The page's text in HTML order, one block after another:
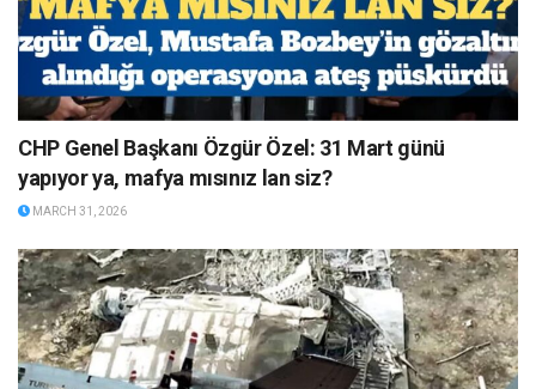
CHP Genel Başkanı Özgür Özel: 31 Mart günü
yapıyor ya, mafya mısınız lan siz?
MARCH 31, 2026